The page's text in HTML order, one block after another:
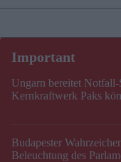
Ungarn bereitet
Kernkraftwerk Paks
Budapester
Beleuchtung des